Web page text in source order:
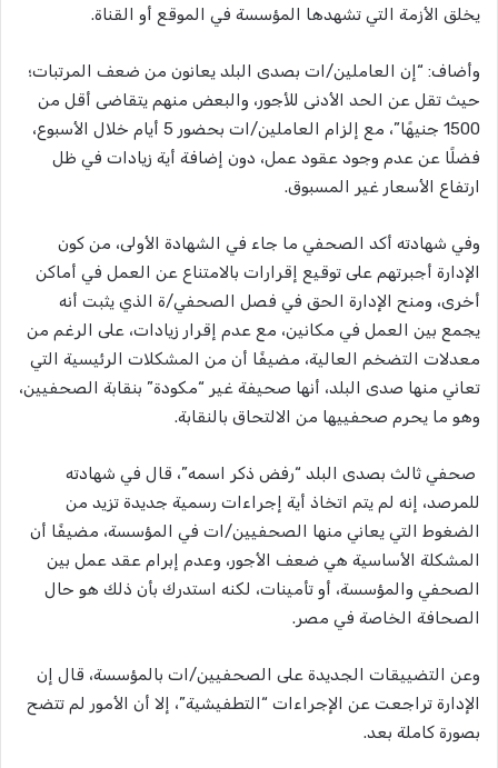
يخلق الأزمة التي تشهدها المؤسسة في الموقع أو القناة.
وأضاف: “إن العاملين/ات بصدى البلد يعانون من ضعف المرتبات؛
حيث تقل عن الحد الأدنى للأجور، والبعض منهم يتقاضى أقل من
1500 جنيهًا”، مع إلزام العاملين/ات بحضور 5 أيام خلال الأسبوع،
فضلًا عن عدم وجود عقود عمل، دون إضافة أية زيادات في ظل
ارتفاع الأسعار غير المسبوق.
وفي شهادته أكد الصحفي ما جاء في الشهادة الأولى، من كون
الإدارة أجبرتهم على توقيع إقرارات بالامتناع عن العمل في أماكن
أخرى، ومنح الإدارة الحق في فصل الصحفي/ة الذي يثبت أنه
يجمع بين العمل في مكانين، مع عدم إقرار زيادات، على الرغم من
معدلات التضخم العالية، مضيفًا أن من المشكلات الرئيسية التي
تعاني منها صدى البلد، أنها صحيفة غير “مكودة” بنقابة الصحفيين،
وهو ما يحرم صحفييها من الالتحاق بالنقابة.
صحفي ثالث بصدى البلد “رفض ذكر اسمه”، قال في شهادته
للمرصد، إنه لم يتم اتخاذ أية إجراءات رسمية جديدة تزيد من
الضغوط التي يعاني منها الصحفيين/ات في المؤسسة، مضيفًا أن
المشكلة الأساسية هي ضعف الأجور، وعدم إبرام عقد عمل بين
الصحفي والمؤسسة، أو تأمينات، لكنه استدرك بأن ذلك هو حال
الصحافة الخاصة في مصر.
وعن التضييقات الجديدة على الصحفيين/ات بالمؤسسة، قال إن
الإدارة تراجعت عن الإجراءات “التطفيشية”، إلا أن الأمور لم تتضح
بصورة كاملة بعد.